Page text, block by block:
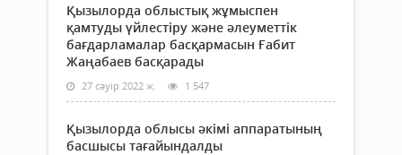
Қызылорда облыстық жұмыспен
қамтуды үйлестіру және әлеуметтік
бағдарламалар басқармасын Ғабит
Жаңабаев басқарады
27 сәуір 2022 ж. 1 547
Қызылорда облысы әкімі аппаратының
басшысы тағайындалды